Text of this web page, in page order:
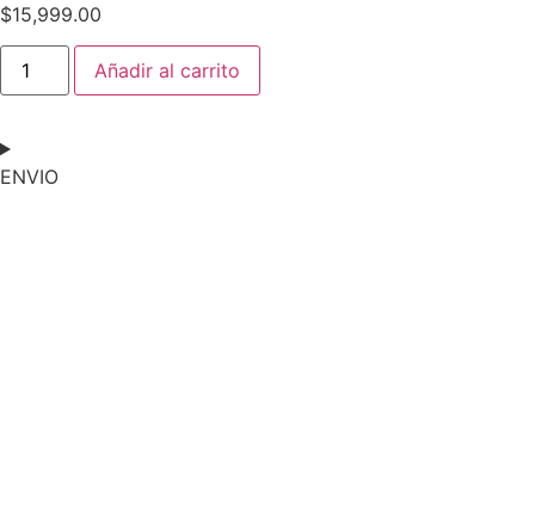
$15,999.00
Añadir al carrito
ENVIO